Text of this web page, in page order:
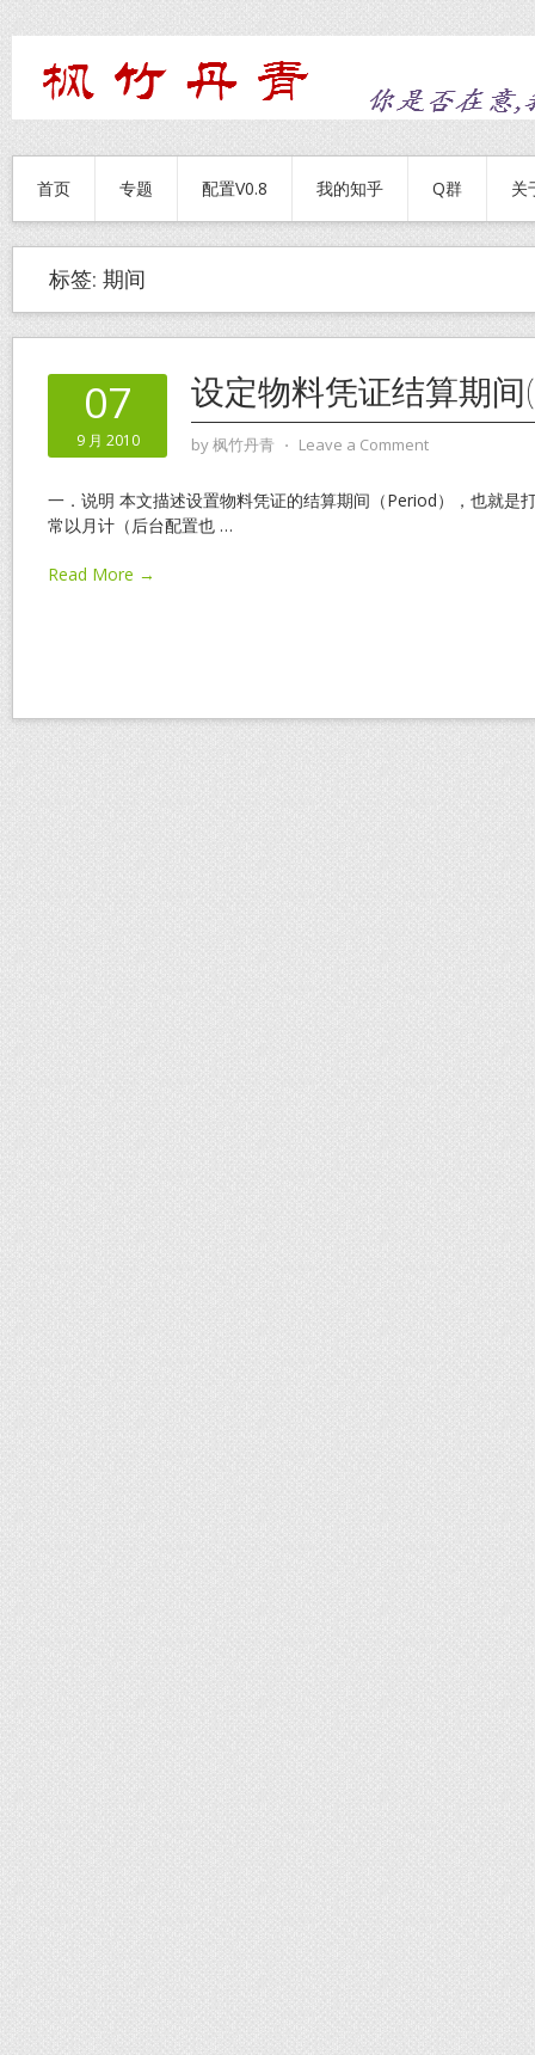
首页 专题 配置V0.8 我的知乎 Q群 关
标签: 期间
07
9 月 2010
设定物料凭证结算期
by枫竹丹青 ⋅ Leave a Comment
一．说明 本文描述设置物料凭证的结算期间（Period），也就是
常以月计（后台配置也 …
Read More →